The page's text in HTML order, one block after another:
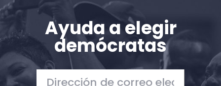
Ayuda a elegir
demócratas